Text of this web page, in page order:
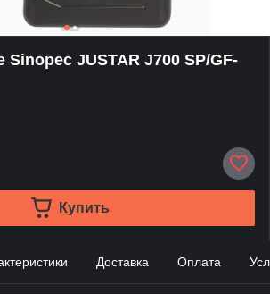
Sinopec JUSTAR J700 SP/GF-
Купить
Доставка Оплата